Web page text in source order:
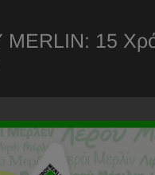
MERLIN: 15